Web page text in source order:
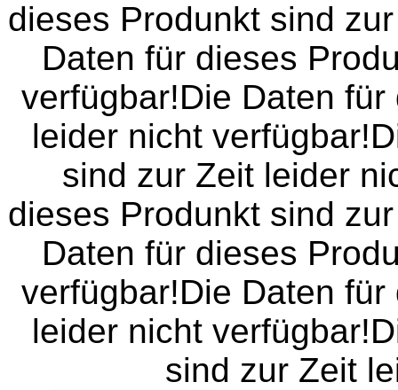
dieses Produnkt sind
Daten für dieses
verfügbar!Die Daten
leider nicht
sind zur Zeit leider
dieses Produnkt sind
Daten für dieses
verfügbar!Die Daten
leider nicht
sind zur Zeit